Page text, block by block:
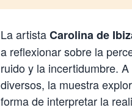
La artistaCarolina de
a reflexionar sobre la
ruido y la incertidumbre.
diversos, la muestra
forma de interpretar la